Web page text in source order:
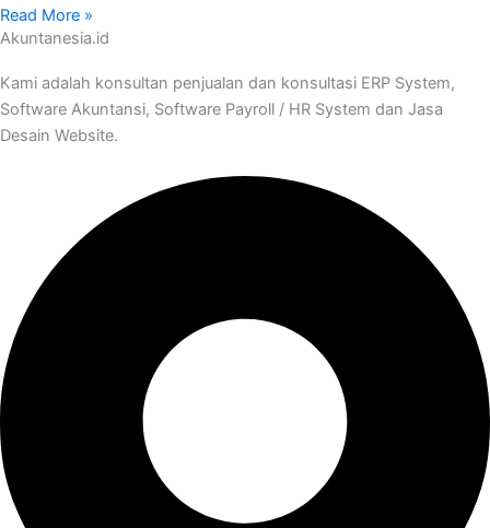
Read More »
Akuntanesia.id
Kami adalah konsultan penjualan dan konsultasi ERP System,
Software Akuntansi, Software Payroll / HR System dan Jasa
Desain Website.